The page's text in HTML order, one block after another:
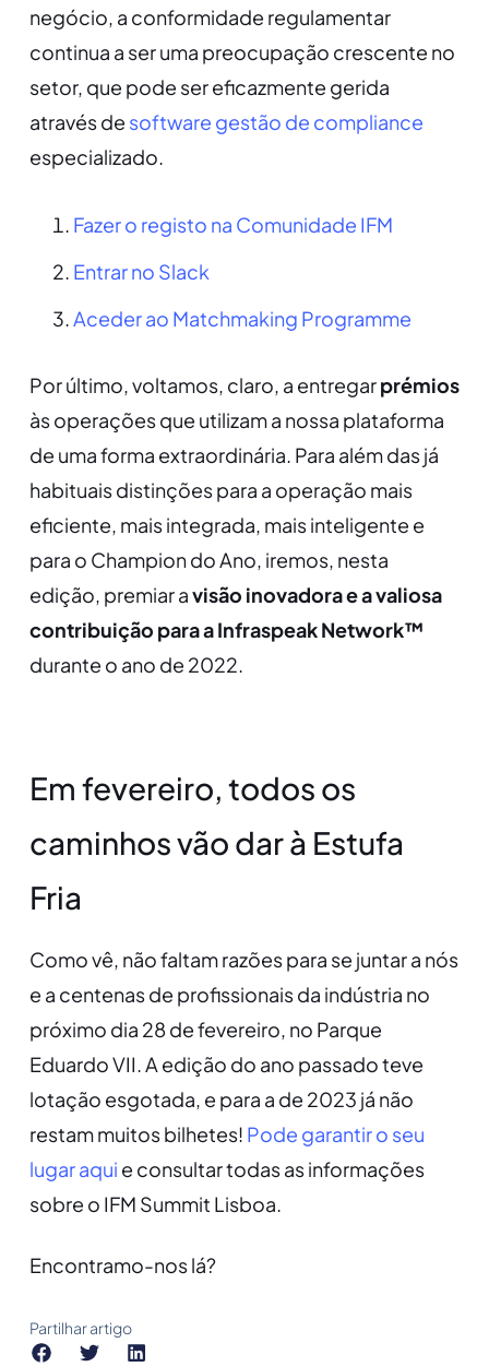
negócio, a conformidade regulamentar
continua a ser uma preocupação crescente no
setor, que pode ser eficazmente gerida
através de software gestão de compliance
especializado.
Fazer o registo na Comunidade IFM
Entrar no Slack
Aceder ao Matchmaking Programme
Por último, voltamos, claro, a entregarprémios
às operações que utilizam a nossa plataforma
de uma forma extraordinária. Para além das já
habituais distinções para a operação mais
eficiente, mais integrada, mais inteligente e
para o Champion do Ano, iremos, nesta
edição, premiar avisão inovadora e a valiosa
contribuição para a Infraspeak Network™
durante o ano de 2022.
Em fevereiro, todos os
caminhos vão dar à Estufa
Fria
Como vê, não faltam razões para se juntar a nós
e a centenas de profissionais da indústria no
próximo dia 28 de fevereiro, no Parque
Eduardo VII. A edição do ano passado teve
lotação esgotada, e para a de 2023 já não
restam muitos bilhetes! Pode garantir o seu
lugar aqui e consultar todas as informações
sobre o IFM Summit Lisboa.
Encontramo-nos lá?
Partilhar artigo